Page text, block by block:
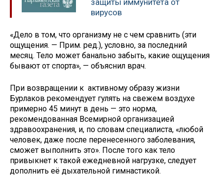
защиты иммунитета от
вирусов
«Дело в том, что организму не с чем сравнить (эти
ощущения. — Прим. ред.), условно, за последний
месяц. Тело может банально забыть, какие ощущения
бывают от спорта», — объяснил врач.
При возвращении к активному образу жизни
Бурлаков рекомендует гулять на свежем воздухе
примерно 45 минут в день — это норма,
рекомендованная Всемирной организацией
здравоохранения, и, по словам специалиста, «любой
человек, даже после перенесенного заболевания,
сможет выполнить это». После того как тело
привыкнет к такой ежедневной нагрузке, следует
дополнить её дыхательной гимнастикой.